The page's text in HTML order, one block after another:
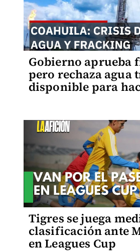
Gobierno aprueba
pero rechaza agua
disponible para
Tigres se juega
clasificación ante
en Leagues Cup